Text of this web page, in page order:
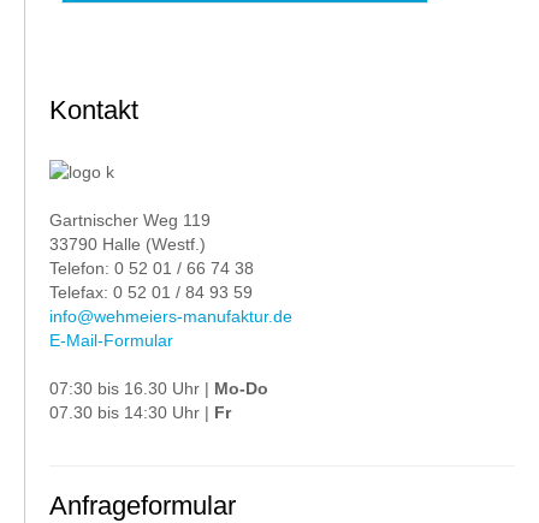
Kontakt
Gartnischer Weg 119
33790 Halle (Westf.)
Telefon: 0 52 01 / 66 74 38
Telefax: 0 52 01 / 84 93 59
info@wehmeiers-manufaktur.de
E-Mail-Formular
07:30 bis 16.30 Uhr | Mo-Do
07.30 bis 14:30 Uhr | Fr
Anfrageformular